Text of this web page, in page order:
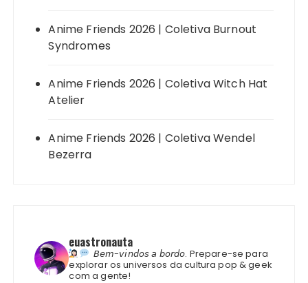
Anime Friends 2026 | Coletiva Burnout
Syndromes
Anime Friends 2026 | Coletiva Witch Hat
Atelier
Anime Friends 2026 | Coletiva Wendel
Bezerra
euastronauta
𝘉𝘦𝘮-𝘷𝘪𝘯𝘥𝘰𝘴 𝘢 𝘣𝘰𝘳𝘥𝘰. Prepare-se para
explorar os universos da cultura pop & geek
com a gente!